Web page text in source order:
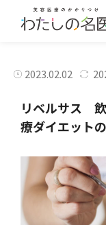
2023.02.02
リベルサス
療ダイエット